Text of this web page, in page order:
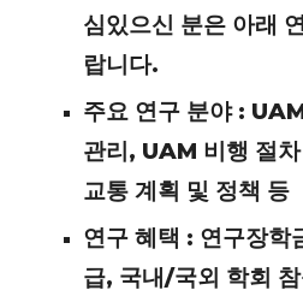
심있으신 분은 아래
랍니다.
주요 연구 분야 :
관리, UAM 비행 절
교통 계획 및 정책 등
연구 혜택 : 연구장학
급, 국내/국외 학회